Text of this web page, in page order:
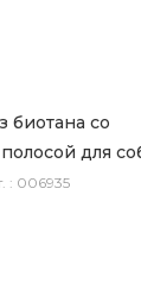
биотана со
для
: 006935